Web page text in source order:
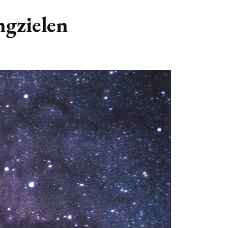
(BULLET) JOURNALLING
DUURZAAMHEID
WILDPLUKKEN
INTERVIEWS
NIEUWS
SAMENWERKEN
CONTACT